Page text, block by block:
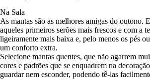
Na Sala
As mantas são as melhores amigas do outono.
aqueles primeiros serões mais frescos e com a
ligeiramente mais baixa e, pelo menos os pés
um conforto extra.
Selecione mantas quentes, que não agarrem
cores e padrões que se enquadrem na
guardar nem esconder, podendo tê-las